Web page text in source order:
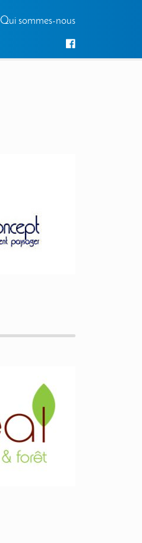
Qui sommes-nous